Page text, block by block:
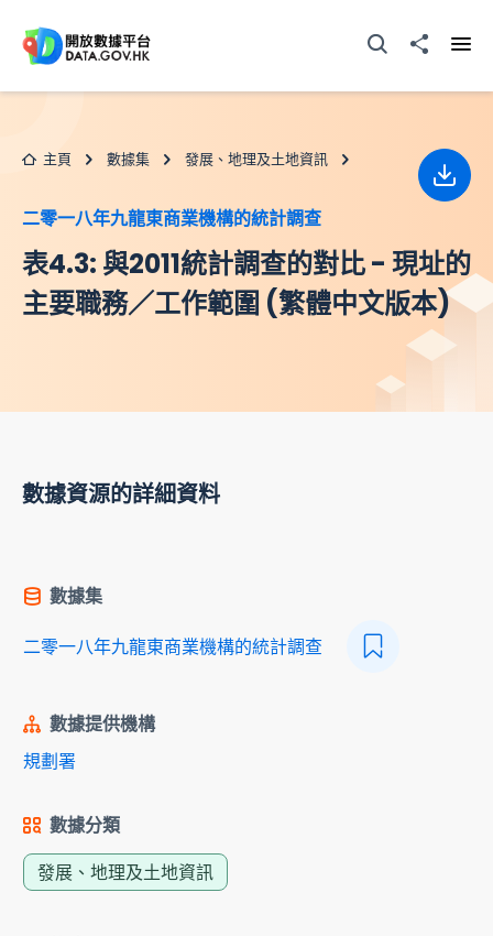
打開搜尋器分享至
主頁 數據集 發展、地理及土地資訊
二零一八年九龍東商業機構的統計調查
表4.3: 與2011統計調查的對比 - 現址的
主要職務／工作範圍 (繁體中文版本)
下載
數據資源的詳細資料
數據集
二零一八年九龍東商業機構的統計調查
數據提供機構
規劃署
數據分類
發展、地理及土地資訊